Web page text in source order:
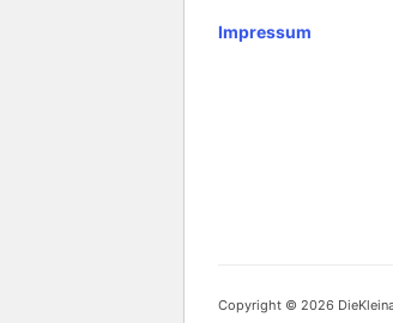
Impressum
Copyright © 2026